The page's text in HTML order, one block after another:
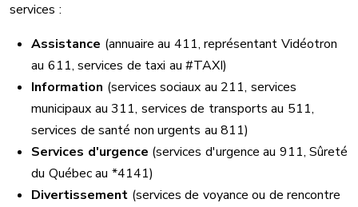
services :
Assistance (annuaire au 411, représentant Vidéotron
au 611, services de taxi au #TAXI)
Information (services sociaux au 211, services
municipaux au 311, services de transports au 511,
services de santé non urgents au 811)
Services d'urgence (services d'urgence au 911, Sûreté
du Québec au *4141)
Divertissement (services de voyance ou de rencontre